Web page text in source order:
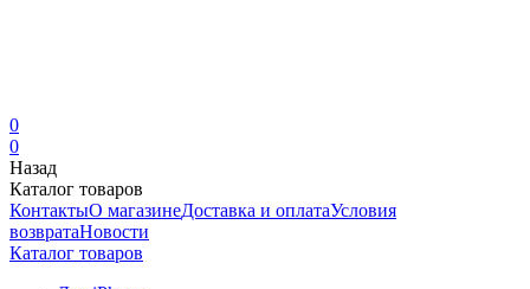
0
0
Назад
Каталог товаров
КонтактыО магазинеДоставка и оплатаУсловия
возвратаНовости
Каталог товаров